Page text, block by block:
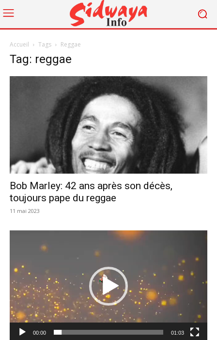
Accueil Tags Reggae
Tag: reggae
Bob Marley: 42 ans après son décès,
toujours pape du reggae
11 mai 2023
00:00 01:03